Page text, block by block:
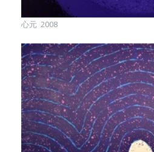
心元 2008